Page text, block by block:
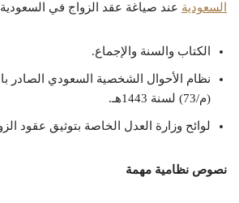
السعودية عند صياغة عقد الزواج في
الكتاب والسنة والإجماع.
نظام الأحوال الشخصية السعودي الصادر
(م/73) لسنة 1443هـ.
لوائح وزارة العدل الخاصة بتوثيق عقود
نصوص نظامية مهمة